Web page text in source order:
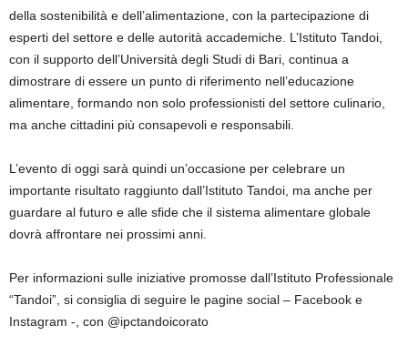
della sostenibilità e dell’alimentazione, con la partecipazione di
esperti del settore e delle autorità accademiche. L’Istituto Tandoi,
con il supporto dell’Università degli Studi di Bari, continua a
dimostrare di essere un punto di riferimento nell’educazione
alimentare, formando non solo professionisti del settore culinario,
ma anche cittadini più consapevoli e responsabili.
L’evento di oggi sarà quindi un’occasione per celebrare un
importante risultato raggiunto dall’Istituto Tandoi, ma anche per
guardare al futuro e alle sfide che il sistema alimentare globale
dovrà affrontare nei prossimi anni.
Per informazioni sulle iniziative promosse dall’Istituto Professionale
“Tandoi”, si consiglia di seguire le pagine social – Facebook e
Instagram -, con @ipctandoicorato